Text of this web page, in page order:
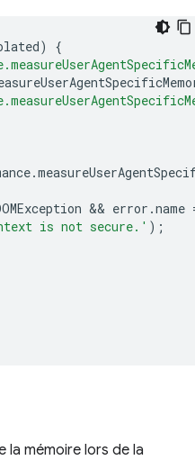
)
{
.
&& error .name
is not secure.' );
la mémoire lors de la